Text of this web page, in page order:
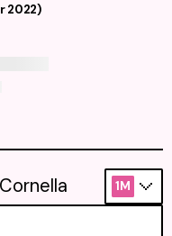
2022)
1M